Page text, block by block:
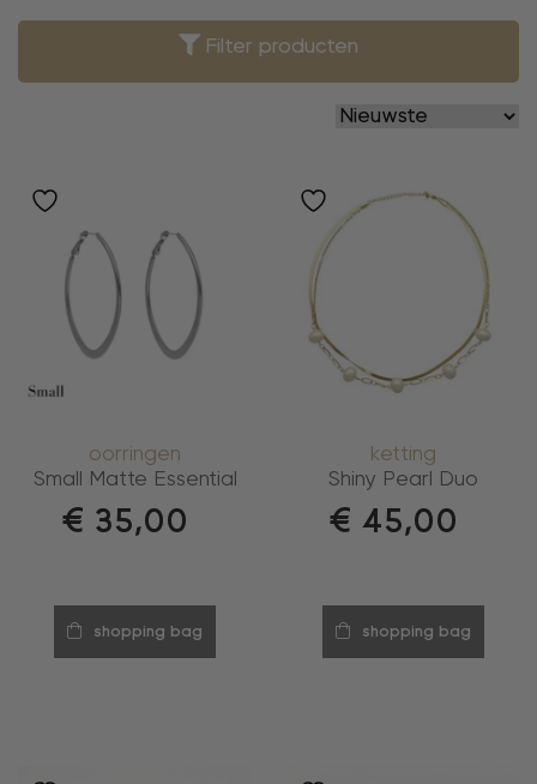
Filter producten
oorringen
Small Matte Essential
€ 35,00
shopping bag
ketting
Shiny Pearl Duo
€ 45,00
shopping bag